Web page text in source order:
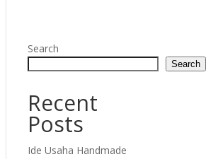
Search
Search
Recent
Posts
Ide Usaha Handmade